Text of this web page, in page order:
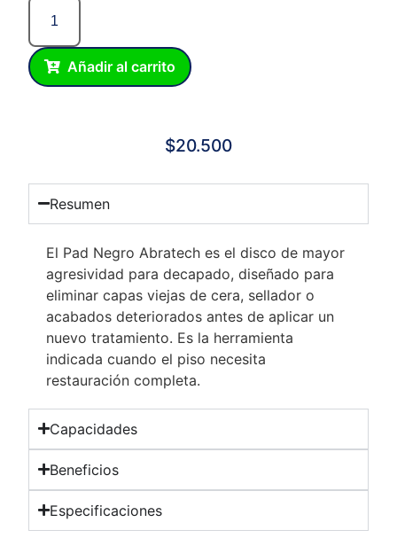
Añadir al carrito
$20.500
Resumen
El Pad Negro Abratech es el disco de mayor
agresividad para decapado, diseñado para
eliminar capas viejas de cera, sellador o
acabados deteriorados antes de aplicar un
nuevo tratamiento. Es la herramienta
indicada cuando el piso necesita
restauración completa.
Capacidades
Beneficios
Especificaciones